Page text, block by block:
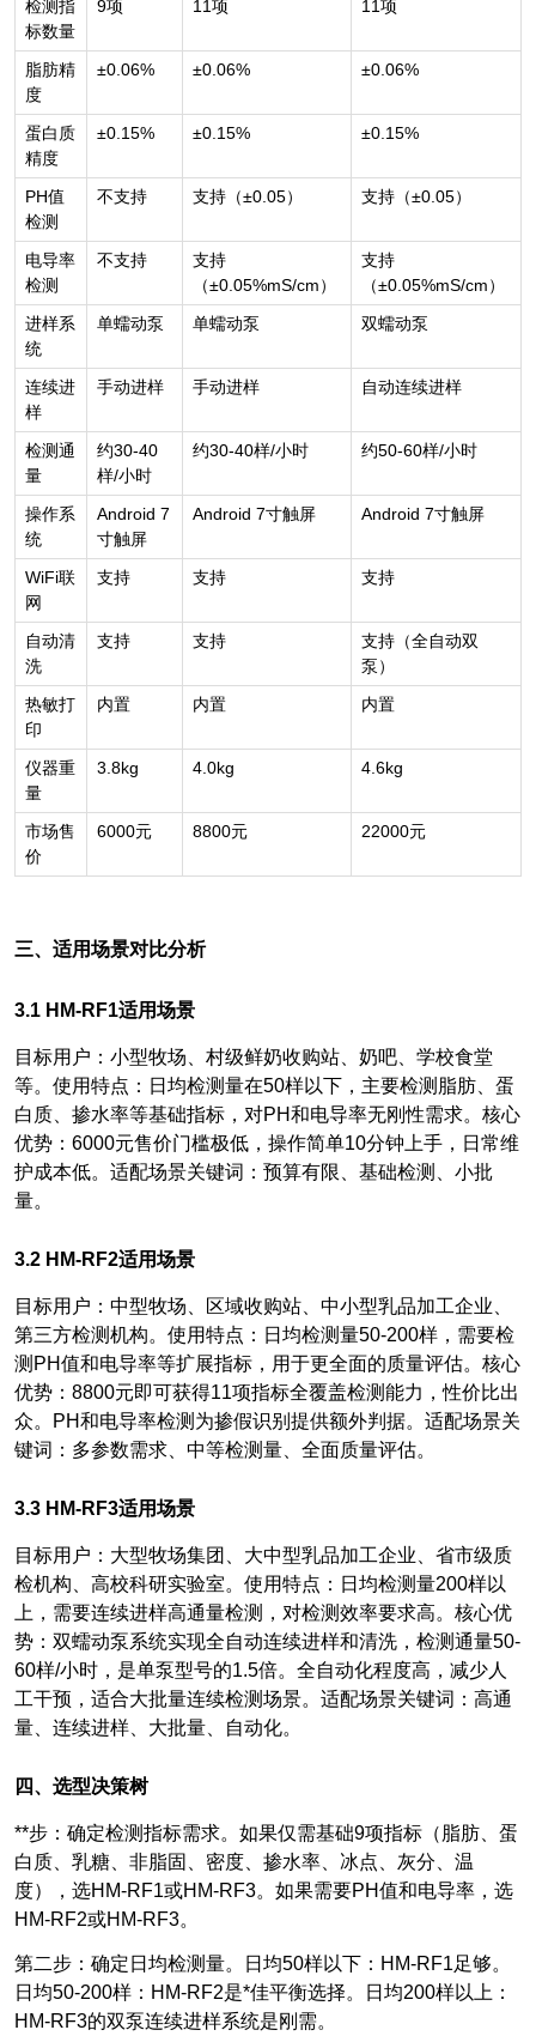
检测指
标数量
9项 11项 11项
脂肪精
度
±0.06% ±0.06% ±0.06%
蛋白质
精度
±0.15% ±0.15% ±0.15%
PH值
检测
不支持 支持（±0.05） 支持（±0.05）
电导率
检测
不支持
支持
（±0.05%mS/cm）
支持
（±0.05%mS/cm）
进样系
统
单蠕动泵 单蠕动泵 双蠕动泵
连续进
样
手动进样 手动进样 自动连续进样
检测通
量
约30-40
样/小时
约30-40样/小时 约50-60样/小时
操作系
统
Android 7
寸触屏
Android 7寸触屏 Android 7寸触屏
WiFi联
网
支持 支持 支持
自动清
洗
支持 支持
支持（全自动双
泵）
热敏打
印
内置 内置 内置
仪器重
量
3.8kg 4.0kg 4.6kg
市场售
价
6000元 8800元 22000元
三、适用场景对比分析
3.1 HM-RF1适用场景
目标用户：小型牧场、村级鲜奶收购站、奶吧、学校食堂
等。使用特点：日均检测量在50样以下，主要检测脂肪、蛋
白质、掺水率等基础指标，对PH和电导率无刚性需求。核心
优势：6000元售价门槛极低，操作简单10分钟上手，日常维
护成本低。适配场景关键词：预算有限、基础检测、小批
量。
3.2 HM-RF2适用场景
目标用户：中型牧场、区域收购站、中小型乳品加工企业、
第三方检测机构。使用特点：日均检测量50-200样，需要检
测PH值和电导率等扩展指标，用于更全面的质量评估。核心
优势：8800元即可获得11项指标全覆盖检测能力，性价比出
众。PH和电导率检测为掺假识别提供额外判据。适配场景关
键词：多参数需求、中等检测量、全面质量评估。
3.3 HM-RF3适用场景
目标用户：大型牧场集团、大中型乳品加工企业、省市级质
检机构、高校科研实验室。使用特点：日均检测量200样以
上，需要连续进样高通量检测，对检测效率要求高。核心优
势：双蠕动泵系统实现全自动连续进样和清洗，检测通量50-
60样/小时，是单泵型号的1.5倍。全自动化程度高，减少人
工干预，适合大批量连续检测场景。适配场景关键词：高通
量、连续进样、大批量、自动化。
四、选型决策树
**步：确定检测指标需求。如果仅需基础9项指标（脂肪、蛋
白质、乳糖、非脂固、密度、掺水率、冰点、灰分、温
度），选HM-RF1或HM-RF3。如果需要PH值和电导率，选
HM-RF2或HM-RF3。
第二步：确定日均检测量。日均50样以下：HM-RF1足够。
日均50-200样：HM-RF2是*佳平衡选择。日均200样以上：
HM-RF3的双泵连续进样系统是刚需。